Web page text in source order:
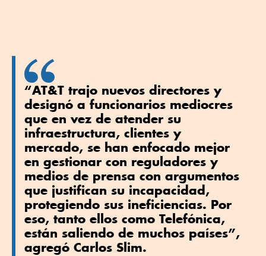
“AT&T trajo nuevos directores y
designó a funcionarios mediocres
que en vez de atender su
infraestructura, clientes y
mercado, se han enfocado mejor
en gestionar con reguladores y
medios de prensa con argumentos
que justifican su incapacidad,
protegiendo sus ineficiencias. Por
eso, tanto ellos como Telefónica,
están saliendo de muchos países”,
agregó Carlos Slim.